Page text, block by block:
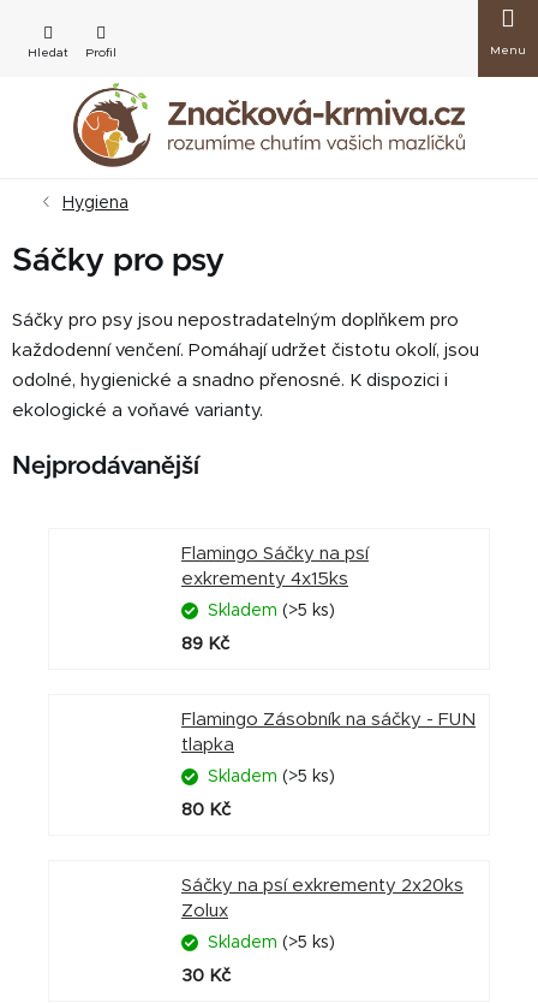
obsah
košík
Hygiena
Sáčky pro psy
Sáčky pro psy jsou nepostradatelným doplňkem pro
každodenní venčení. Pomáhají udržet čistotu okolí, jsou
odolné, hygienické a snadno přenosné. K dispozici i
ekologické a voňavé varianty.
Nejprodávanější
Flamingo Sáčky na psí
exkrementy 4x15ks
Skladem (>5 ks)
89 Kč
Flamingo Zásobník na sáčky - FUN
tlapka
Skladem (>5 ks)
80 Kč
Sáčky na psí exkrementy 2x20ks
Zolux
Skladem (>5 ks)
30 Kč